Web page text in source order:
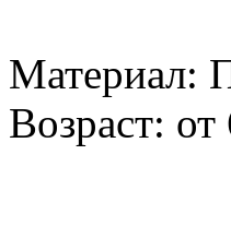
Материал:
Возраст: от